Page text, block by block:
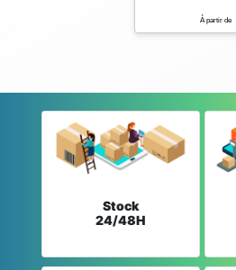
À partir de
Stock
24/48H